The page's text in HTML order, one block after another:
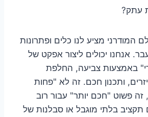
עתק?
מציע לנו כלים ופתרונות
אנחנו יכולים ליצור אפקט של
באמצעות צביעה, החלפת
ותכנון חכם. זה לא "פחות
פשוט "חכם יותר" עבור רוב
בלתי מוגבל או סבלנות של